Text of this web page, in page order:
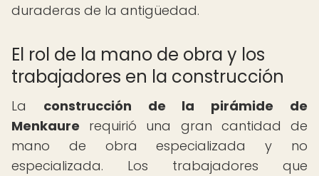
duraderas de la antigüedad.
El rol de la mano de obra y los
trabajadores en la construcción
La construcción de la pirámide de
Menkaure requirió una gran cantidad de
mano de obra especializada y no
especializada. Los trabajadores que